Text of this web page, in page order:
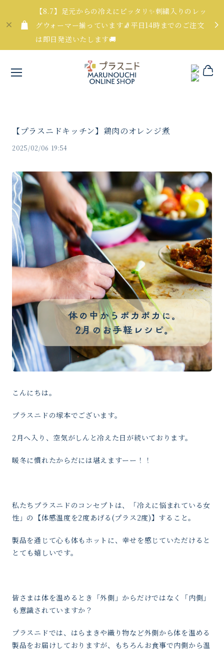
【8.7】足元からの冷えにピッタリ✨刺繍入りのレッ
グウォーマー揃っています🧦平日14時までのご注文
は即日発送いたします🚚
【プラスニドキッチン】鶏肉のオレンジ煮
2025/02/06 19:54
こんにちは。
プラスニドの塚本でございます。
2月へ入り、空気がしんと冷えた日が続いております。
暖冬に慣れたからだには堪えますーー！！
私たちプラスニドのコンセプトは、「冷えに悩まれている女
性」の【体感温度を2度あげる(プラス2度)】すること。
製品を通じて心も体もホットに、幸せを感じていただけると
とても嬉しいです。
皆さまは体を温めるとき「外側」からだけではなく「内側」
も意識されていますか？
プラスニドでは、はらまきや織り物など外側から体を温める
製品をお届けしておりますが、もちろんお食事で内側から温